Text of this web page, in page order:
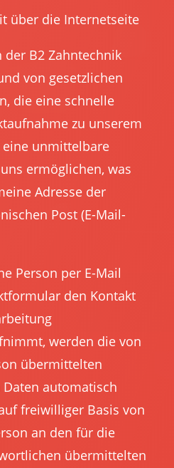
über die Internetseite
B2 Zahntechnik
von gesetzlichen
die eine schnelle
zu unserem
unmittelbare
ermöglichen, was
Adresse der
Post (E-Mail-
Person per E-Mail
den Kontakt
werden die von
übermittelten
automatisch
freiwilliger Basis von
an den für die
übermittelten